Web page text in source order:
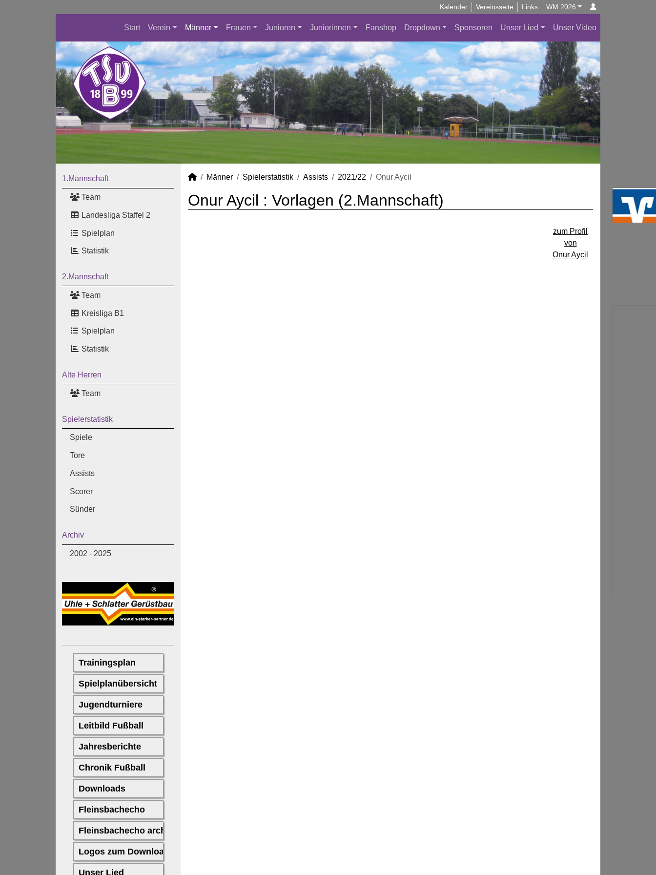
Kalender Vereinsseite Links WM 2026
Start Verein Männer Frauen Junioren Juniorinnen Fanshop Dropdown Sponsoren Unser Lied Unser Video
1.Mannschaft
Team
Landesliga Staffel 2
Spielplan
Statistik
2.Mannschaft
Team
Kreisliga B1
Spielplan
Statistik
Alte Herren
Team
Spielerstatistik
Spiele
Tore
Assists
Scorer
Sünder
Archiv
2002 - 2025
Männer Spielerstatistik Assists 2021/22 Onur Aycil
Onur Aycil : Vorlagen (2.Mannschaft)
zum Profil
von
Onur Aycil